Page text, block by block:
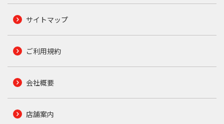
サイトマップ
ご利用規約
会社概要
店舗案内